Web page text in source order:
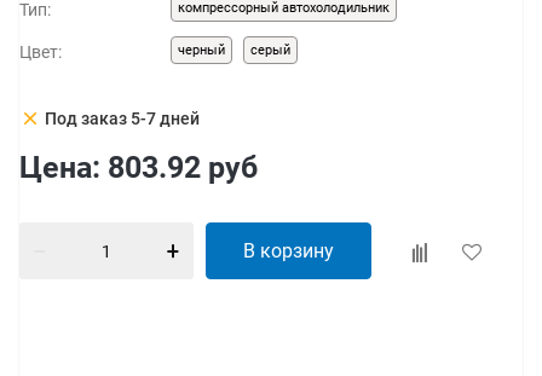
Тип: компрессорный автохолодильник
Цвет: черный серый
clear Под заказ 5-7 дней
Цена: 803.92 руб
В корзину